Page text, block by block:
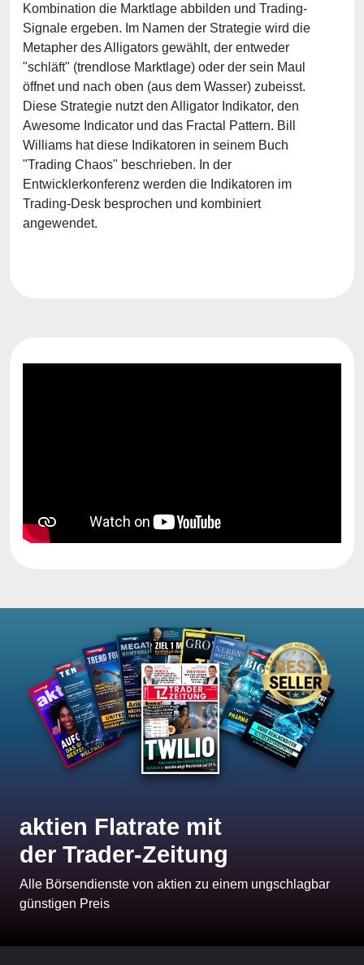
Kombination die Marktlage abbilden und Trading-
Signale ergeben. Im Namen der Strategie wird die
Metapher des Alligators gewählt, der entweder
"schläft" (trendlose Marktlage) oder der sein Maul
öffnet und nach oben (aus dem Wasser) zubeisst.
Diese Strategie nutzt den Alligator Indikator, den
Awesome Indicator und das Fractal Pattern. Bill
Williams hat diese Indikatoren in seinem Buch
"Trading Chaos" beschrieben. In der
Entwicklerkonferenz werden die Indikatoren im
Trading-Desk besprochen und kombiniert
angewendet.
aktien Flatrate mit
der Trader-Zeitung
Alle Börsendienste von aktien zu einem ungschlagbar
günstigen Preis